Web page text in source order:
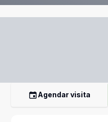
Agendar visita